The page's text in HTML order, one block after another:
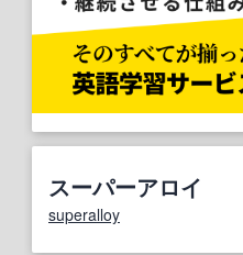
スーパーアロイ
superalloy